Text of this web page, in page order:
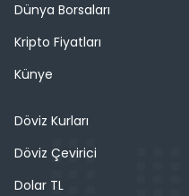
Dünya Borsaları
Kripto Fiyatları
Künye
Döviz Kurları
Döviz Çevirici
Dolar TL